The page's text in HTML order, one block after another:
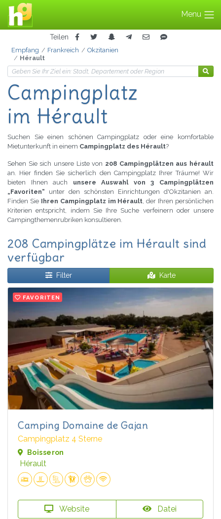
Menu
Teilen
Empfang Frankreich
Okzitanien
Hérault
Campingplatz
im Hérault
Suchen Sie einen schönen Campingplatz oder eine komfortable
Mietunterkunft in einem Campingplatz des Hérault?
Sehen Sie sich unsere Liste von 208 Campingplätzen aus hérault
an. Hier finden Sie sicherlich den Campingplatz Ihrer Träume! Wir
bieten Ihnen auch unsere Auswahl von 3 Campingplätzen
„Favoriten“ unter den schönsten Einrichtungen d'Okzitanien an.
Finden Sie Ihren Campingplatz im Hérault, der Ihren persönlichen
Kriterien entspricht, indem Sie Ihre Suche verfeinern oder unsere
Campingthemenrubriken konsultieren.
208 Campingplätze im Hérault sind
verfügbar
Filter Karte
FAVORITEN
Camping Domaine de Gajan
Campingplatz 4 Sterne
Boisseron
Hérault
Website Datei